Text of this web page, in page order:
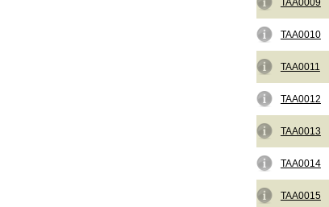
TAA0009
TAA0010
TAA0011
TAA0012
TAA0013
TAA0014
TAA0015